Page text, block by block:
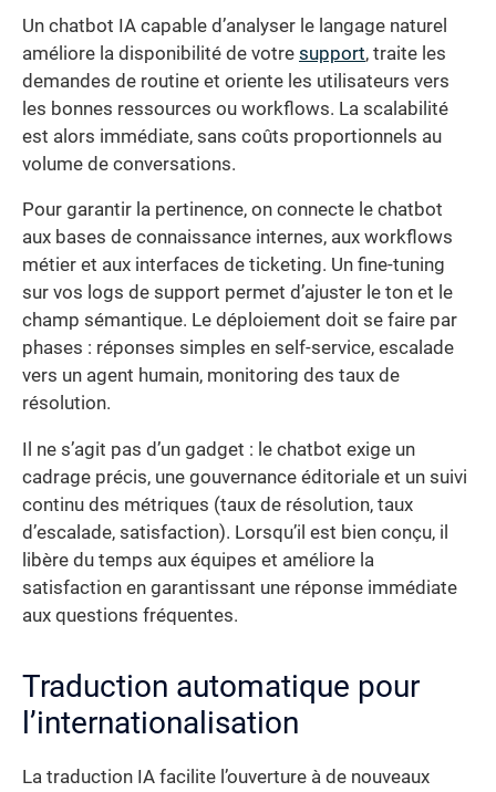
Un chatbot IA capable d’analyser le langage naturel
améliore la disponibilité de votre support, traite les
demandes de routine et oriente les utilisateurs vers
les bonnes ressources ou workflows. La scalabilité
est alors immédiate, sans coûts proportionnels au
volume de conversations.
Pour garantir la pertinence, on connecte le chatbot
aux bases de connaissance internes, aux workflows
métier et aux interfaces de ticketing. Un fine-tuning
sur vos logs de support permet d’ajuster le ton et le
champ sémantique. Le déploiement doit se faire par
phases : réponses simples en self-service, escalade
vers un agent humain, monitoring des taux de
résolution.
Il ne s’agit pas d’un gadget : le chatbot exige un
cadrage précis, une gouvernance éditoriale et un suivi
continu des métriques (taux de résolution, taux
d’escalade, satisfaction). Lorsqu’il est bien conçu, il
libère du temps aux équipes et améliore la
satisfaction en garantissant une réponse immédiate
aux questions fréquentes.
Traduction automatique pour
l’internationalisation
La traduction IA facilite l’ouverture à de nouveaux